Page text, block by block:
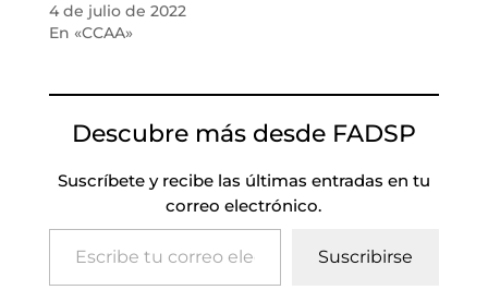
4 de julio de 2022
En «CCAA»
Descubre más desde FADSP
Suscríbete y recibe las últimas entradas en tu
correo electrónico.
Escribe tu correo electrónico…
Suscribirse